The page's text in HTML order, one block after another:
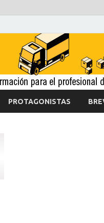
PROTAGONISTAS